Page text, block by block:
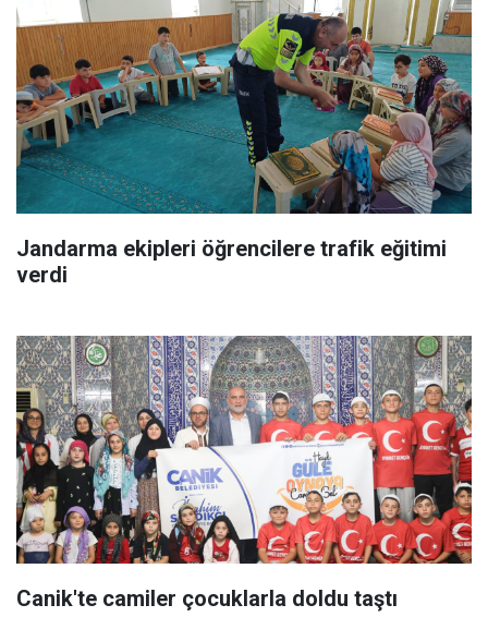
Jandarma ekipleri öğrencilere trafik eğitimi
verdi
Canik'te camiler çocuklarla doldu taştı